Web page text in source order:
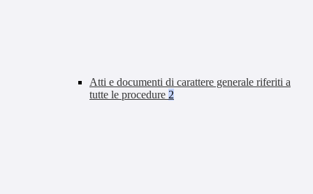
Atti e documenti di carattere generale riferiti a
tutte le procedure 2